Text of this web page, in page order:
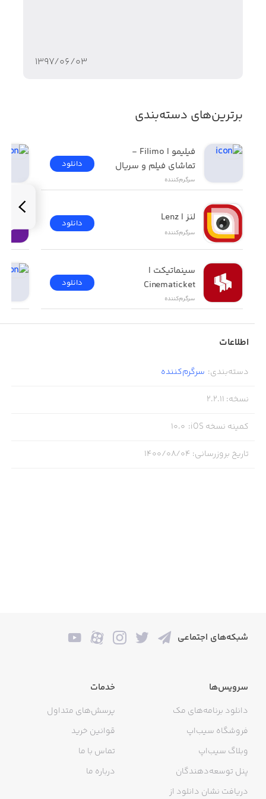
۱۳۹۷/۰۶/۰۳
برترین‌های دسته‌بندی
تماشای فیلم و سریال
سرگرم‌کننده
دانلود
لنز | Lenz
سرگرم‌کننده
دانلود
Cinematicket
سرگرم‌کننده
دانلود
اطلاعات
دسته‌بندی: سرگرم‌کننده
نسخه:
2.2.11
کمینه نسخه iOS :
10.0
تاریخ بروزرسانی: ۱۴۰۰/۰۸/۰۴
شبکه‌های اجتماعی
سرویس‌ها
دانلود برنامه‌های مک
فروشگاه سیب‌اپ
وبلاگ سیب‌اپ
پنل توسعه‌دهندگان
دریافت نشان دانلود از
خدمات
پرسش‌های متداول
قوانین خرید
تماس با ما
درباره ما